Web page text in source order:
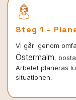
Steg 1 –
Vi går igenom
Östermalm ,
Arbetet planeras
situationen.